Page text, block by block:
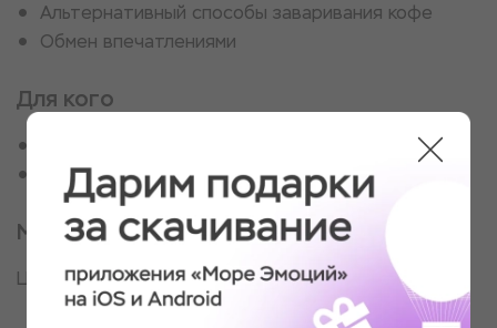
Альтернативный способы заваривания кофе
Обмен впечатлениями
Для кого
Для любителей терпкого, ароматного напитка
Искателям новых талантов
Место проведения
Центральный округ